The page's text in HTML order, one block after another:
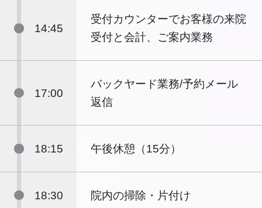
14:45
受付カウンターでお客様の来院
受付と会計、ご案内業務
17:00
バックヤード業務/予約メール
返信
18:15 午後休憩（15分）
18:30 院内の掃除・片付け